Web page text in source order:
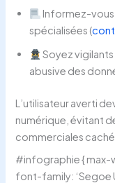
Informez-vous
spécialisées (
Soyez vigilants
abusive des
L’utilisateur averti
numérique, évitant
commerciales
#infographie { max-
font-family: ‘Segoe